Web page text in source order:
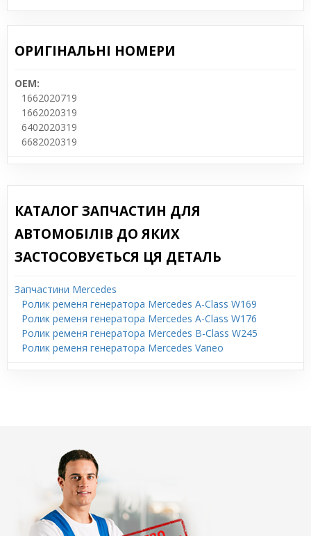
ОРИГІНАЛЬНІ НОМЕРИ
OEM:
1662020719
1662020319
6402020319
6682020319
КАТАЛОГ ЗАПЧАСТИН ДЛЯ
АВТОМОБІЛІВ ДО ЯКИХ
ЗАСТОСОВУЄТЬСЯ ЦЯ ДЕТАЛЬ
Запчастини Mercedes
Ролик ременя генератора Mercedes A-Class W169
Ролик ременя генератора Mercedes A-Class W176
Ролик ременя генератора Mercedes B-Class W245
Ролик ременя генератора Mercedes Vaneo